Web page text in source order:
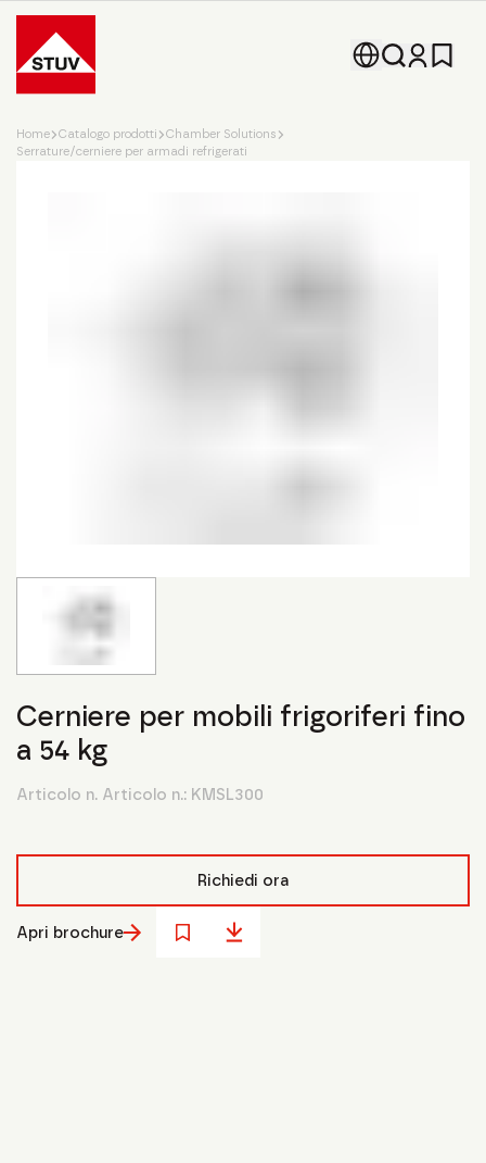
Go To the Homepage
Home Catalogo prodotti
Chamber Solutions
Serrature/cerniere per armadi refrigerati
Cerniere per mobili frigoriferi fino
a 54 kg
Articolo n. Articolo n.: KMSL300
Richiedi ora
Apri brochure